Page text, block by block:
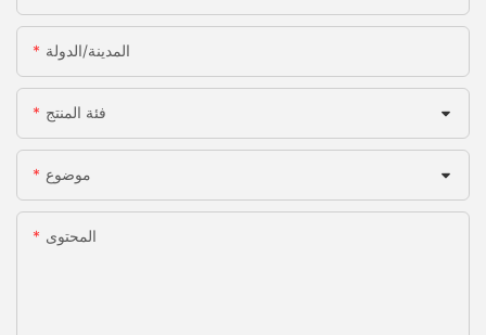
المدينة/الدولة
فئة المنتج
موضوع
المحتوى